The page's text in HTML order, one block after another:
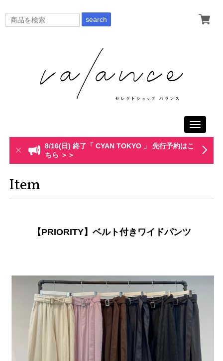
search
Toggle
8/16(日) 終了「 CYAN TOKYO 」 先行予約はこ
ちら ＞＞
Item
【PRIORITY】ベルト付きワイドパンツ